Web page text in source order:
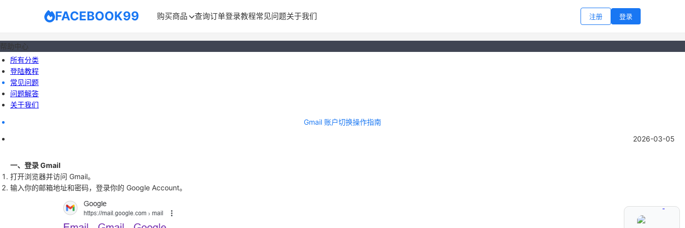
FACEBOOK99 购买商品 查询订单登录教程常见问题关于我们 注册 登录
帮助中心
所有分类
登陆教程
常见问题
问题解答
关于我们
Gmail 账户切换操作指南
2026-03-05
一、登录 Gmail
打开浏览器并访问 Gmail。
输入你的邮箱地址和密码，登录你的 Google Account。